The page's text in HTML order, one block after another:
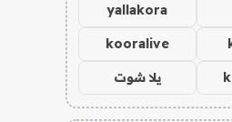
yallakora
kooralive
يلا شوت